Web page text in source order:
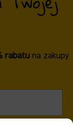
rabatu na zakupy